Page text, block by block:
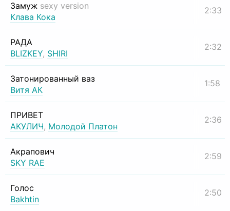
Замуж sexy version
Клава Кока
2:33
РАДА
BLIZKEY, SHIRI
2:32
Затонированный ваз
Витя АК
1:58
ПРИВЕТ
АКУЛИЧ, Молодой Платон
2:36
Акрапович
SKY RAE
2:59
Голос
Bakhtin
2:50